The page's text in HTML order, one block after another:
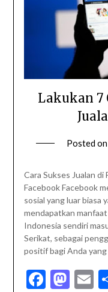
Lakukan 7
Posted on
Cara Sukses Jualan di
Facebook Facebook
sosial yang luar biasa
mendapatkan
Indonesia sendiri
Serikat, sebagai
positif bagi Anda